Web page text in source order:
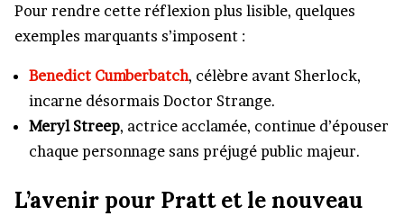
Pour rendre cette réflexion plus lisible, quelques
exemples marquants s’imposent :
Benedict Cumberbatch, célèbre avant Sherlock,
incarne désormais Doctor Strange.
Meryl Streep, actrice acclamée, continue d’épouser
chaque personnage sans préjugé public majeur.
L’avenir pour Pratt et le nouveau